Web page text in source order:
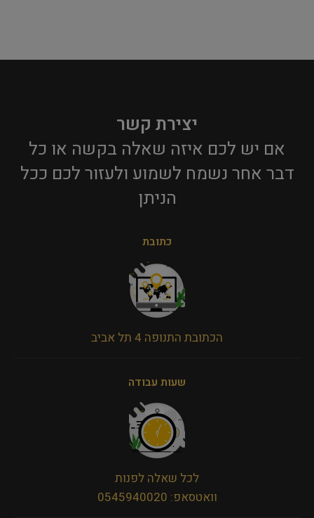
יצירת קשר
אם יש לכם איזה שאלה בקשה או כל
דבר אחר נשמח לשמוע ולעזור לכם ככל
הניתן​
כתובת
הכתובת התנופה 4 תל אביב
שעות עבודה
לכל שאלה לפנות
וואטסאפ: 0545940020